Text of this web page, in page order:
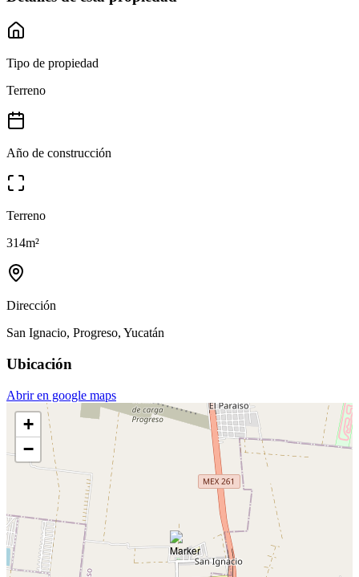
Tipo de propiedad
Terreno
Año de construcción
Terreno
314m²
Dirección
San Ignacio, Progreso, Yucatán
Ubicación
Abrir en google maps
+
−